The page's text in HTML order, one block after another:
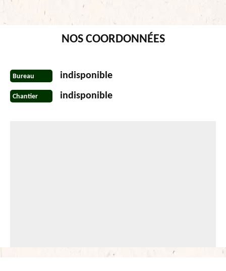
NOS COORDONNÉES
Bureau indisponible
Chantier indisponible